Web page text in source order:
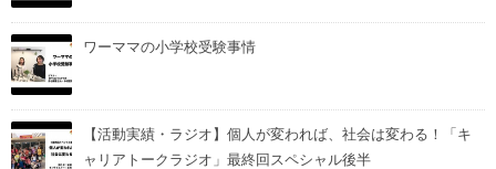
ワーママの小学校受験事情
【活動実績・ラジオ】個人が変われば、社会は変わる！「キ
ャリアトークラジオ」最終回スペシャル後半